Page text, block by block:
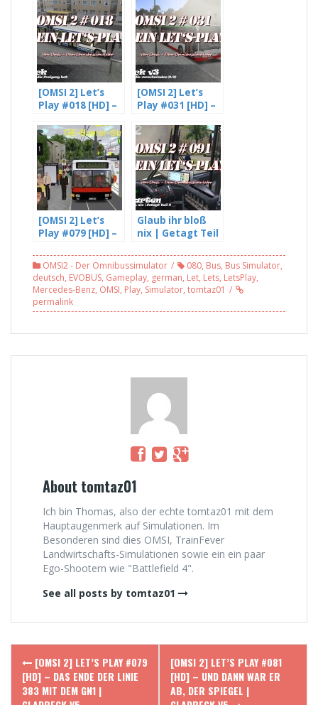
[OMSI 2] Let’s
Play #018 [HD] –
Freigang hat –
mit Freddy LP
(4/4)
[OMSI 2] Let’s
Play #031 [HD] –
verschwinden –
Gladbeck V3 (2/3)
[OMSI 2] Let’s
Play #079 [HD] –
Linie 383 mit
dem GN1 |
Gladbeck v5
Glaub ihr bloß
nix | Getagt Teil
OMSI2 - Der Omnibussimulator 080, Bus, Bus Simulator,
deutsch, EVOBUS, Gameplay, german, Let, Lets, LetsPlay,
Mercedes-Benz, OMSI, Play, Simulator, tomtaz01
permalink
About tomtaz01
Ich bin Thomas, also der echte tomtaz01 mit dem
Hauptaugenmerk auf Simulationen. Im
Besonderen sind dies OMSI, TrainFever
Landwirtschafts-Simulationen sowie ein ein paar
Ego-Shootern wie "Battlefield 4".
See all posts by tomtaz01
Post
navigation
[OMSI 2] LET’S PLAY #079
[HD] – DAS ENDE DER LINIE
383 MIT DEM GN1 |
[OMSI 2] LET’S PLAY #081
[HD] – UND DANN WAR ER
AB, DER SPIEGEL |